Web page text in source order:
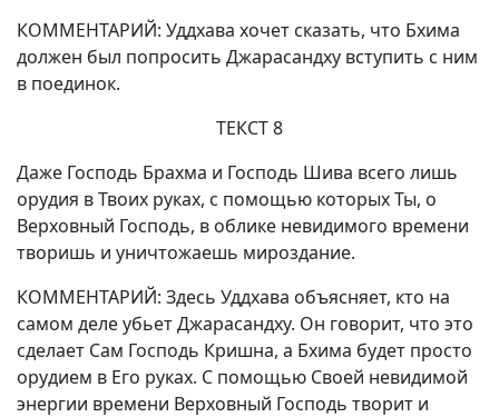
КОММЕНТАРИЙ: Уддхава хочет сказать, что Бхима
должен был попросить Джарасандху вступить с ним
в поединок.
ТЕКСТ 8
Даже Господь Брахма и Господь Шива всего лишь
орудия в Твоих руках, с помощью которых Ты, о
Верховный Господь, в облике невидимого времени
творишь и уничтожаешь мироздание.
КОММЕНТАРИЙ: Здесь Уддхава объясняет, кто на
самом деле убьет Джарасандху. Он говорит, что это
сделает Сам Господь Кришна, а Бхима будет просто
орудием в Его руках. С помощью Своей невидимой
энергии времени Верховный Господь творит и